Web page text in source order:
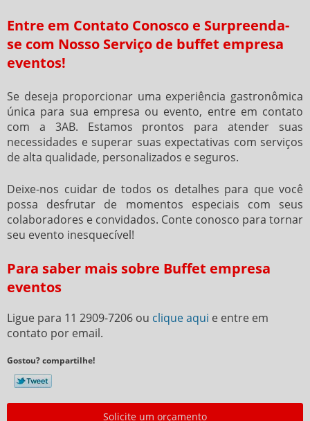
Entre em Contato Conosco e Surpreenda-
se com Nosso Serviço de buffet empresa
eventos!
Se deseja proporcionar uma experiência gastronômica
única para sua empresa ou evento, entre em contato
com a 3AB. Estamos prontos para atender suas
necessidades e superar suas expectativas com serviços
de alta qualidade, personalizados e seguros.
Deixe-nos cuidar de todos os detalhes para que você
possa desfrutar de momentos especiais com seus
colaboradores e convidados. Conte conosco para tornar
seu evento inesquecível!
Para saber mais sobre Buffet empresa
eventos
Ligue para 11 2909-7206 ou clique aqui e entre em
contato por email.
Gostou? compartilhe!
Solicite um orçamento